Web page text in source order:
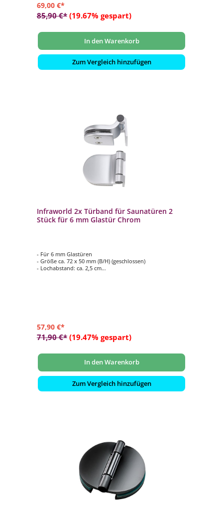
69,00 €*
85,90 €* (19.67% gespart)
In den Warenkorb
Zum Vergleich hinzufügen
Infraworld 2x Türband für Saunatüren 2
Stück für 6 mm Glastür Chrom
- Für 6 mm Glastüren
- Größe ca. 72 x 50 mm (B/H) (geschlossen)
- Lochabstand: ca. 2,5 cm
57,90 €*
71,90 €* (19.47% gespart)
In den Warenkorb
Zum Vergleich hinzufügen